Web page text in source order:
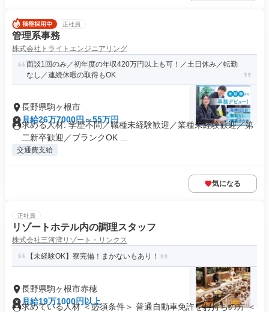
正社員
管理系事務
株式会社トライトエンジニアリング
面談1回のみ／初年度の年収420万円以上も可！／土日休み／転勤
なし／連続休暇の取得もOK
長野県駒ヶ根市
月給26万7000円～55万円
求める人材: 学歴不問／職種未経験歓迎／業種未経験歓迎／第
二新卒歓迎／ブランクOK ...
交通費支給
気になる
正社員
リゾートホテル内の調理スタッフ
株式会社三河湾リゾート・リンクス
【未経験OK】寮完備！まかないもあり！
長野県駒ヶ根市赤穂
月給19万1000円以上
求めている人材 ＜必須条件＞ 普通自動車免許をお持ちの方 ＜